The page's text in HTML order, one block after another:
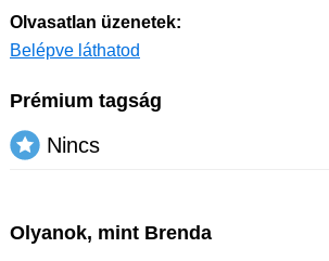
Olvasatlan üzenetek:
Belépve láthatod
Prémium tagság
Nincs
Olyanok, mint Brenda